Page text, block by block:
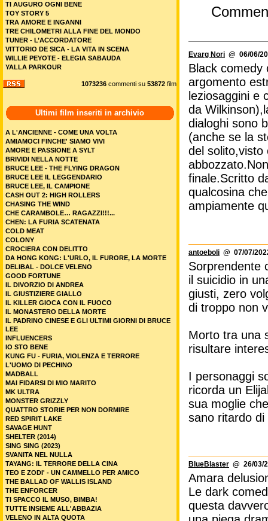
Evarg Nori @ 06/06/
Black comedy
argomento
leziosaggini e
da
dialoghi sono
(anche se la
del solito,visto
finale.Scritto
qualcosina
ampiamente
antoeboli @ 07/07/
Sorprendente
il suicidio in
giusti, zero
di troppo non
Morto tra una
risultare
I personaggi
ricorda un
sua moglie
sano ritardo
BlueBlaster @ 26/03/
Amara
Le dark
questa
TI AUGURO OGNI BENE
TOY STORY 5
TRA AMORE E INGANNI
TRE CHILOMETRI ALLA FINE DEL MONDO
TUNER - L’ACCORDATORE
VITTORIO DE SICA - LA VITA IN SCENA
WILLIE PEYOTE - ELEGIA SABAUDA
YALLA PARKOUR
1073236 commenti su 53872 film
Ultimi film inseriti in archivio
A L'ANCIENNE - COME UNA VOLTA
AMIAMOCI FINCHE' SIAMO VIVI
AMORE E PASSIONE A SYLT
BRIVIDI NELLA NOTTE
BRUCE LEE - THE FLYING DRAGON
BRUCE LEE IL LEGGENDARIO
BRUCE LEE, IL CAMPIONE
CASH OUT 2: HIGH ROLLERS
CHASING THE WIND
CHE CARAMBOLE… RAGAZZI!!!...
CHEN: LA FURIA SCATENATA
COLD MEAT
COLONY
CROCIERA CON DELITTO
DA HONG KONG: L'URLO, IL FURORE, LA MORTE
DELIBAL - DOLCE VELENO
GOOD FORTUNE
IL DIVORZIO DI ANDREA
IL GIUSTIZIERE GIALLO
IL KILLER GIOCA CON IL FUOCO
IL MONASTERO DELLA MORTE
IL PADRINO CINESE E GLI ULTIMI GIORNI DI BRUCE
LEE
INFLUENCERS
IO STO BENE
KUNG FU - FURIA, VIOLENZA E TERRORE
L'UOMO DI PECHINO
MADBALL
MAI FIDARSI DI MIO MARITO
MK ULTRA
MONSTER GRIZZLY
QUATTRO STORIE PER NON DORMIRE
RED SPIRIT LAKE
SAVAGE HUNT
SHELTER (2014)
SING SING (2023)
SVANITA NEL NULLA
TAYANG: IL TERRORE DELLA CINA
TEO E ZODI' - UN CAMMELLO PER AMICO
THE BALLAD OF WALLIS ISLAND
THE ENFORCER
TI SPACCO IL MUSO, BIMBA!
TUTTE INSIEME ALL'ABBAZIA
VELENO IN ALTA QUOTA